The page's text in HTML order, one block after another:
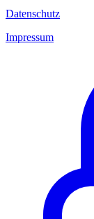
Datenschutz
Impressum